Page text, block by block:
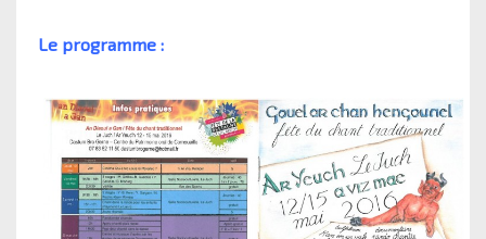
Le programme :